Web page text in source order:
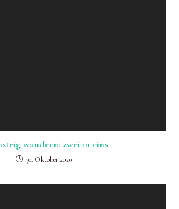
wandern: zwei in eins
30. Oktober 2020